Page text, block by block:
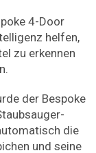
4-Door
helfen,
zu erkennen
der Bespoke
die
und seine